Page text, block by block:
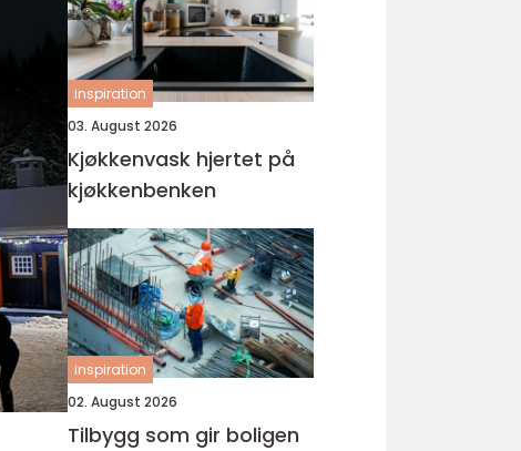
inspiration
03. August 2026
Kjøkkenvask hjertet på
kjøkkenbenken
inspiration
02. August 2026
Tilbygg som gir boligen